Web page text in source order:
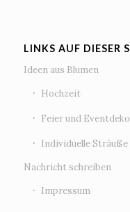
LINKS AUF DIESER
Ideen aus Blumen
Hochzeit
Feier und
Individuelle Sträuße
Nachricht schreiben
Impressum